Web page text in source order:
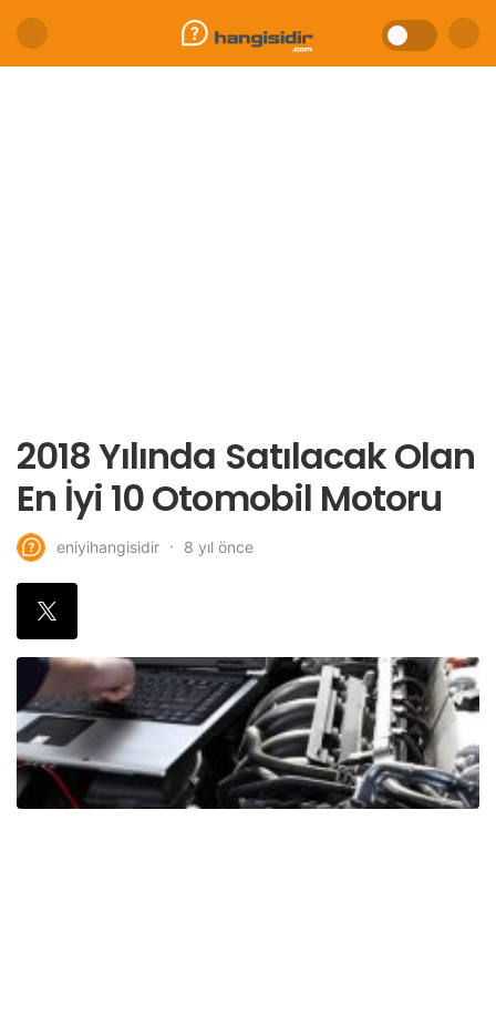
2018 Yılında Satılacak Olan
En İyi 10 Otomobil Motoru
eniyihangisidir 8 yıl önce